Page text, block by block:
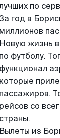
лучших по
За год в
миллионов
Новую жизнь
по футболу.
функционал
которые
пассажиров.
рейсов со
страны.
Вылеты из